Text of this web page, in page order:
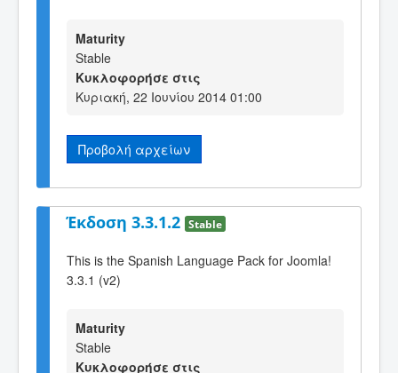
Maturity
Stable
Κυκλοφορήσε στις
Κυριακή, 22 Ιουνίου 2014 01:00
Προβολή αρχείων
Έκδοση 3.3.1.2 Stable
This is the Spanish Language Pack for Joomla!
3.3.1 (v2)
Maturity
Stable
Κυκλοφορήσε στις